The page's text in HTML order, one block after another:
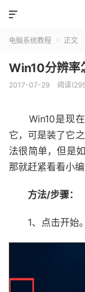

电脑系统教程  正文
Win10分辨率
2017-07-29 阅读
Win10是现在
它，可是装了它
法很简单，但是
那就赶紧看看小
方法/步骤：
1、点击开始。